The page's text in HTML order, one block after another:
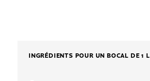
INGRÉDIENTS POUR UN BOCAL DE 1 L